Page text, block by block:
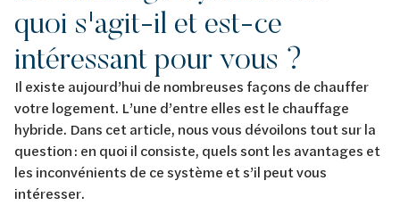
quoi s'agit-il et est-ce
intéressant pour vous ?
Il existe aujourd’hui de nombreuses façons de chauffer
votre logement. L’une d’entre elles est le chauffage
hybride. Dans cet article, nous vous dévoilons tout sur la
question : en quoi il consiste, quels sont les avantages et
les inconvénients de ce système et s’il peut vous
intéresser.